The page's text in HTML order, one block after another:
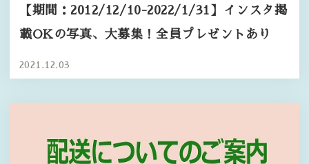
【期間：2012/12/10-2022/1/31】インスタ掲
載OKの写真、大募集！全員プレゼントあり
2021.12.03